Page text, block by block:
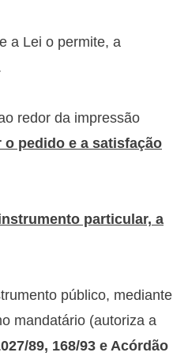
a Lei o permite, a
redor da impressão
pedido e a satisfação
particular, a
público, mediante
mandatário (autoriza a
89, 168/93 e Acórdão